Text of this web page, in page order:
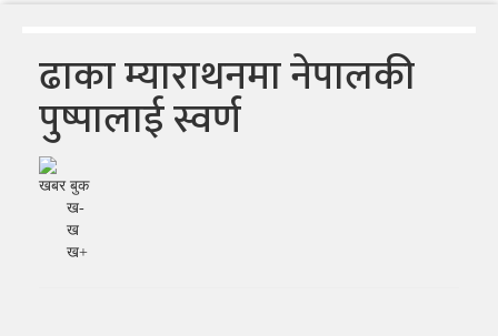
ढाका म्याराथनमा नेपालकी
पुष्पालाई स्वर्ण
खबर बुक
ख-
ख
ख+